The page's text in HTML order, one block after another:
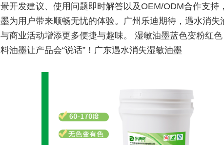
景开发建议、使用问题即时解答以及OEM/ODM合作支持
墨为用户带来顺畅无忧的体验。广州乐迪期待，遇水消失
与商业活动增添更多便捷与趣味。 湿敏油墨蓝色变粉红
料油墨让产品会“说话”！广东遇水消失湿敏油墨